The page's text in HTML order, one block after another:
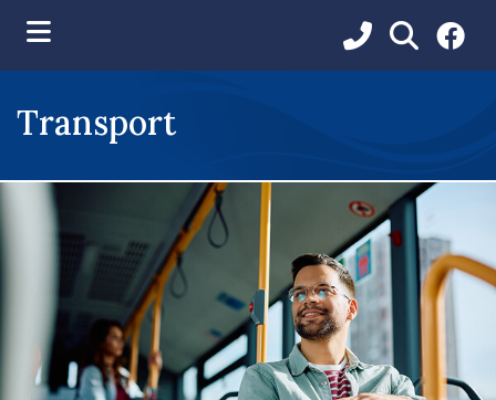
(Services aux citoyens )
(Loisirs et communications )
(Environnement )
(Développement et urbanisme )
Transport